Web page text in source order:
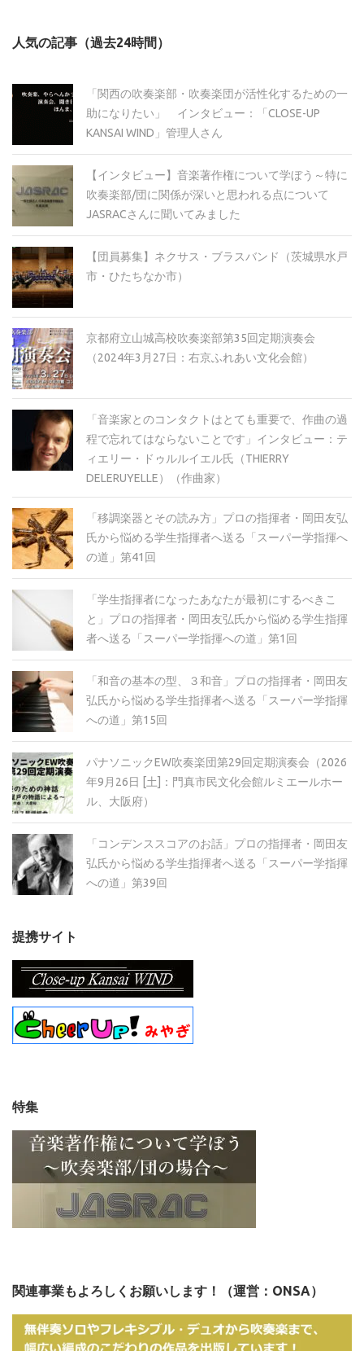
イ
人気の記事（過去24時間）
「関西の吹奏楽部・吹奏楽団が活性化するための一
助になりたい」 インタビュー：「CLOSE-UP
KANSAI WIND」管理人さん
【インタビュー】音楽著作権について学ぼう～特に
吹奏楽部/団に関係が深いと思われる点について
JASRACさんに聞いてみました
【団員募集】ネクサス・ブラスバンド（茨城県水戸
市・ひたちなか市）
京都府立山城高校吹奏楽部第35回定期演奏会
（2024年3月27日：右京ふれあい文化会館）
「音楽家とのコンタクトはとても重要で、作曲の過
程で忘れてはならないことです」インタビュー：テ
ィエリー・ドゥルルイエル氏（THIERRY
DELERUYELLE）（作曲家）
「移調楽器とその読み方」プロの指揮者・岡田友弘
氏から悩める学生指揮者へ送る「スーパー学指揮へ
の道」第41回
「学生指揮者になったあなたが最初にするべきこ
と」プロの指揮者・岡田友弘氏から悩める学生指揮
者へ送る「スーパー学指揮への道」第1回
「和音の基本の型、３和音」プロの指揮者・岡田友
弘氏から悩める学生指揮者へ送る「スーパー学指揮
への道」第15回
パナソニックEW吹奏楽団第29回定期演奏会（2026
年9月26日 [土]：門真市民文化会館ルミエールホー
ル、大阪府）
「コンデンススコアのお話」プロの指揮者・岡田友
弘氏から悩める学生指揮者へ送る「スーパー学指揮
への道」第39回
提携サイト
特集
関連事業もよろしくお願いします！（運営：ONSA）